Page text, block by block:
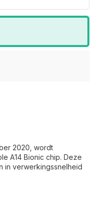
2020, wordt
A14 Bionic chip. Deze
in verwerkingssnelheid